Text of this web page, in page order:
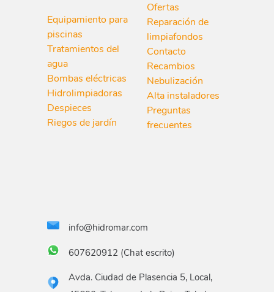
Equipamiento para
piscinas
Tratamientos del
agua
Bombas eléctricas
Hidrolimpiadoras
Despieces
Riegos de jardín
Ofertas
Reparación de
limpiafondos
Contacto
Recambios
Nebulización
Alta instaladores
Preguntas
frecuentes
info@hidromar.com
607620912 (Chat escrito)
Avda. Ciudad de Plasencia 5, Local,